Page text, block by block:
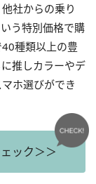
社からの乗り
う特別価格で購
種類以上の豊
推しカラーやデ
ホ選びができ
ック＞＞